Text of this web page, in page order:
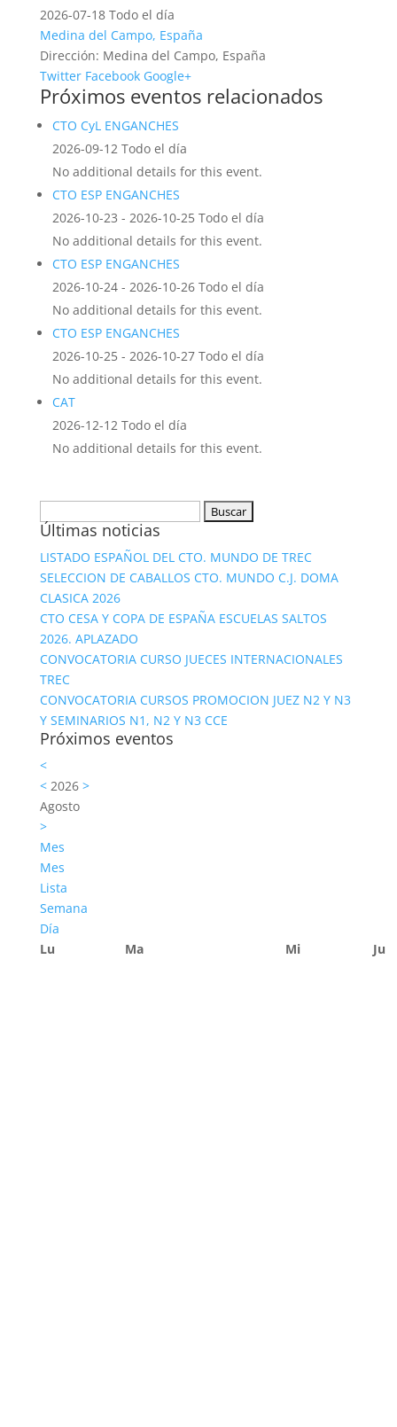
2026-07-18 Todo el día
Medina del Campo, España
Dirección: Medina del Campo, España
Twitter Facebook Google+
Próximos eventos relacionados
CTO CyL ENGANCHES
2026-09-12 Todo el día
No additional details for this event.
CTO ESP ENGANCHES
2026-10-23 - 2026-10-25 Todo el día
No additional details for this event.
CTO ESP ENGANCHES
2026-10-24 - 2026-10-26 Todo el día
No additional details for this event.
CTO ESP ENGANCHES
2026-10-25 - 2026-10-27 Todo el día
No additional details for this event.
CAT
2026-12-12 Todo el día
No additional details for this event.
Últimas noticias
LISTADO ESPAÑOL DEL CTO. MUNDO DE TREC
SELECCION DE CABALLOS CTO. MUNDO C.J. DOMA
CLASICA 2026
CTO CESA Y COPA DE ESPAÑA ESCUELAS SALTOS
2026. APLAZADO
CONVOCATORIA CURSO JUECES INTERNACIONALES
TREC
CONVOCATORIA CURSOS PROMOCION JUEZ N2 Y N3
Y SEMINARIOS N1, N2 Y N3 CCE
Próximos eventos
<
<2026 >
Agosto
>
Mes
Mes
Lista
Semana
Día
Lu
Ma Mi Ju